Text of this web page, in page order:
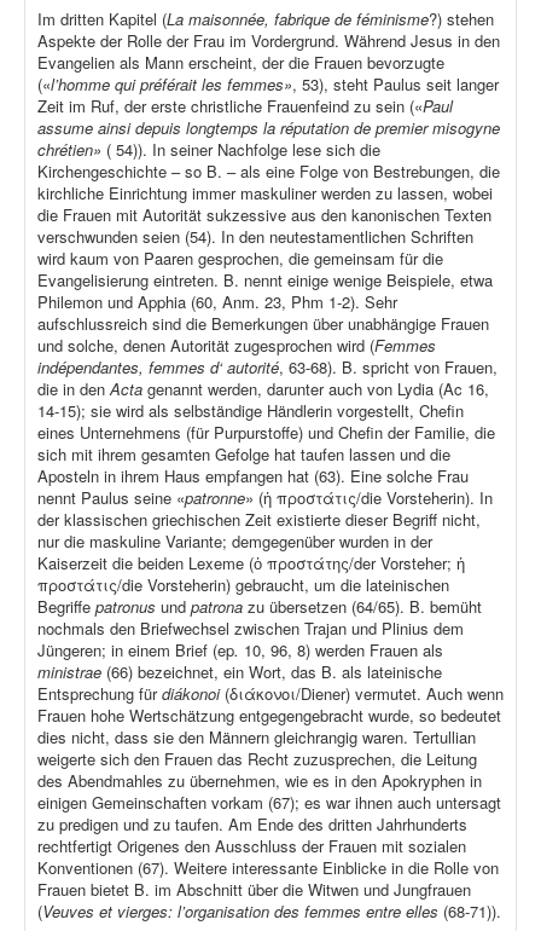
Im dritten Kapitel (La maisonnée, fabrique de féminisme?) stehen
Aspekte der Rolle der Frau im Vordergrund. Während Jesus in den
Evangelien als Mann erscheint, der die Frauen bevorzugte
(«l’homme qui préférait les femmes», 53), steht Paulus seit langer
Zeit im Ruf, der erste christliche Frauenfeind zu sein («Paul
assume ainsi depuis longtemps la réputation de premier misogyne
chrétien» ( 54)). In seiner Nachfolge lese sich die
Kirchengeschichte – so B. – als eine Folge von Bestrebungen, die
kirchliche Einrichtung immer maskuliner werden zu lassen, wobei
die Frauen mit Autorität sukzessive aus den kanonischen Texten
verschwunden seien (54). In den neutestamentlichen Schriften
wird kaum von Paaren gesprochen, die gemeinsam für die
Evangelisierung eintreten. B. nennt einige wenige Beispiele, etwa
Philemon und Apphia (60, Anm. 23, Phm 1-2). Sehr
aufschlussreich sind die Bemerkungen über unabhängige Frauen
und solche, denen Autorität zugesprochen wird (Femmes
indépendantes, femmes d‘ autorité, 63-68). B. spricht von Frauen,
die in denActa genannt werden, darunter auch von Lydia (Ac 16,
14-15); sie wird als selbständige Händlerin vorgestellt, Chefin
eines Unternehmens (für Purpurstoffe) und Chefin der Familie, die
sich mit ihrem gesamten Gefolge hat taufen lassen und die
Aposteln in ihrem Haus empfangen hat (63). Eine solche Frau
nennt Paulus seine «patronne» (ἡ προστάτις/die Vorsteherin). In
der klassischen griechischen Zeit existierte dieser Begriff nicht,
nur die maskuline Variante; demgegenüber wurden in der
Kaiserzeit die beiden Lexeme (ὁ προστάτης/der Vorsteher; ἡ
προστάτις/die Vorsteherin) gebraucht, um die lateinischen
Begriffe patronus und patrona zu übersetzen (64/65). B. bemüht
nochmals den Briefwechsel zwischen Trajan und Plinius dem
Jüngeren; in einem Brief (ep. 10, 96, 8) werden Frauen als
ministrae (66) bezeichnet, ein Wort, das B. als lateinische
Entsprechung fürdiákonoi (διάκονοι/Diener) vermutet. Auch wenn
Frauen hohe Wertschätzung entgegengebracht wurde, so bedeutet
dies nicht, dass sie den Männern gleichrangig waren. Tertullian
weigerte sich den Frauen das Recht zuzusprechen, die Leitung
des Abendmahles zu übernehmen, wie es in den Apokryphen in
einigen Gemeinschaften vorkam (67); es war ihnen auch untersagt
zu predigen und zu taufen. Am Ende des dritten Jahrhunderts
rechtfertigt Origenes den Ausschluss der Frauen mit sozialen
Konventionen (67). Weitere interessante Einblicke in die Rolle von
Frauen bietet B. im Abschnitt über die Witwen und Jungfrauen
(Veuves et vierges: l’organisation des femmes entre elles (68-71)).